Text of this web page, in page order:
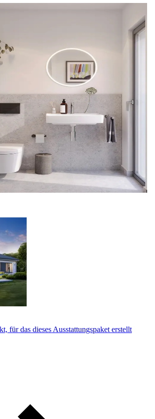
für das dieses Ausstattungs­paket erstellt